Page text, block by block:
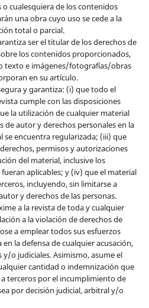
cualesquiera de los contenidos
una obra cuyo uso se cede a la
total o parcial.
ser el titular de los derechos de
los contenidos proporcionados,
texto e imágenes/fotografías/obras
en su artículo.
y garantiza: (i) que todo el
cumple con las disposiciones
la utilización de cualquier material
de autor y derechos personales en la
se encuentra regularizada; (iii) que
permisos y autorizaciones
del material, inclusive los
aplicables; y (iv) que el material
incluyendo, sin limitarse a
y derechos de las personas.
a la revista de toda y cualquier
a la violación de derechos de
a emplear todos sus esfuerzos
en la defensa de cualquier acusación,
o judiciales. Asimismo, asume el
cantidad o indemnización que
terceros por el incumplimiento de
por decisión judicial, arbitral y/o